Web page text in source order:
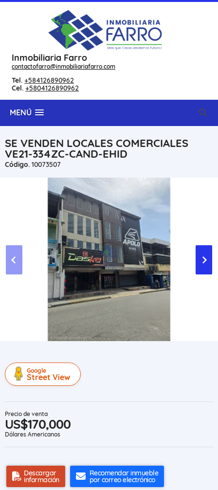
Inmobiliaria Farro
contactofarro@inmobiliariafarro.com
Tel. +584126890962
Cel. +5804126890962
MENÚ
SE VENDEN LOCALES COMERCIALES
VE21-334ZC-CAND-EHID
Código. 10073507
Google
Street View
Precio de venta
US$170,000
Dólares Americanos
Descargar
información
Recomendar inmueble
por correo electrónico